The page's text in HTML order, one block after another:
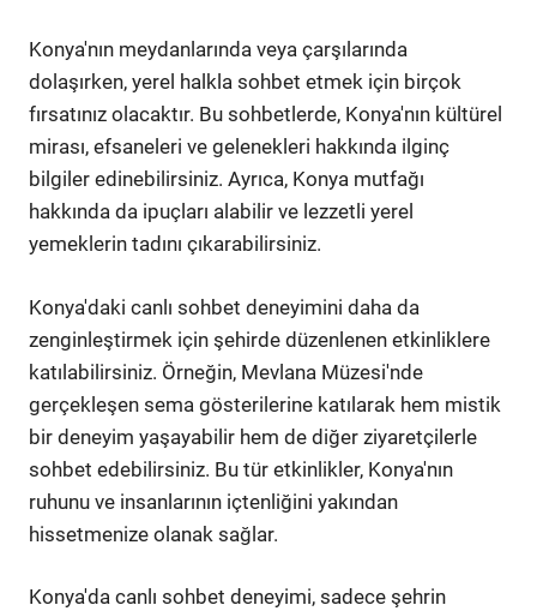
Konya'nın meydanlarında veya çarşılarında
dolaşırken, yerel halkla sohbet etmek için birçok
fırsatınız olacaktır. Bu sohbetlerde, Konya'nın kültürel
mirası, efsaneleri ve gelenekleri hakkında ilginç
bilgiler edinebilirsiniz. Ayrıca, Konya mutfağı
hakkında da ipuçları alabilir ve lezzetli yerel
yemeklerin tadını çıkarabilirsiniz.
Konya'daki canlı sohbet deneyimini daha da
zenginleştirmek için şehirde düzenlenen etkinliklere
katılabilirsiniz. Örneğin, Mevlana Müzesi'nde
gerçekleşen sema gösterilerine katılarak hem mistik
bir deneyim yaşayabilir hem de diğer ziyaretçilerle
sohbet edebilirsiniz. Bu tür etkinlikler, Konya'nın
ruhunu ve insanlarının içtenliğini yakından
hissetmenize olanak sağlar.
Konya'da canlı sohbet deneyimi, sadece şehrin